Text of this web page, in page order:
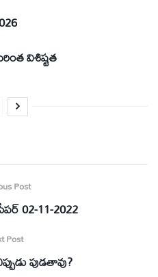
విశిష్టత
Post
02-11-2022
Post
పుడతావు?